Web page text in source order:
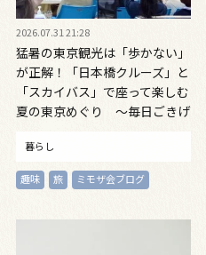
2026.07.31 21:28
猛暑の東京観光は「歩かない」
が正解！「日本橋クルーズ」と
「スカイバス」で座って楽しむ
夏の東京めぐり ～毎日ごきげ
暮らし
趣味 旅 ミモザ会ブログ